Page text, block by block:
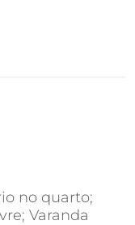
no quarto;
Varanda